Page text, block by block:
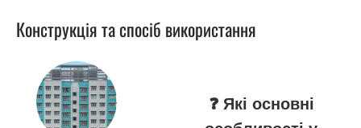
Конструкція та спосіб використання
❓ Які основні